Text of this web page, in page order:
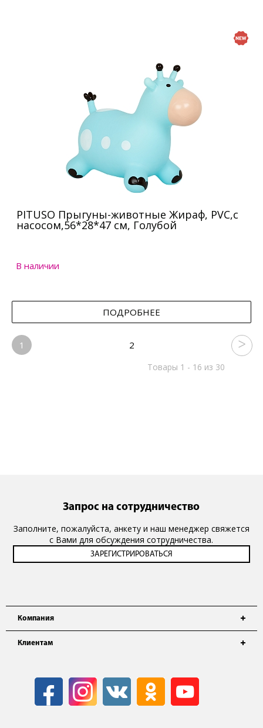
PITUSO Прыгуны-животные Жираф, PVC,с
насосом,56*28*47 см, Голубой
В наличии
ПОДРОБНЕЕ
1 2
Товары 1 - 16 из 30
Компания
Клиентам
Запрос на сотрудничество
Заполните, пожалуйста, анкету и наш менеджер свяжется
с Вами для обсуждения сотрудничества.